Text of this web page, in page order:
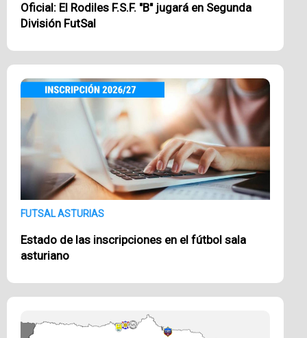
Oficial: El Rodiles F.S.F. "B" jugará en Segunda
División FutSal
FUTSAL ASTURIAS
Estado de las inscripciones en el fútbol sala
asturiano